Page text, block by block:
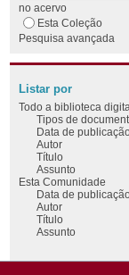
no acervo
Esta Coleção
Pesquisa avançada
Listar por
Todo a biblioteca
Tipos de
Data de
Autor
Título
Assunto
Esta Comunidade
Data de
Autor
Título
Assunto